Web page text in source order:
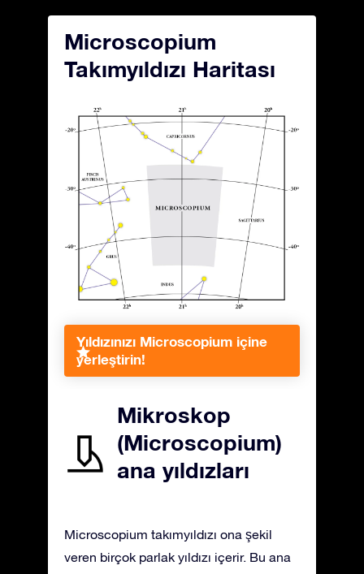
Microscopium
Takımyıldızı Haritası
Yıldızınızı Microscopium içine
yerleştirin!
Mikroskop
(Microscopium)
ana yıldızları
Microscopium takımyıldızı ona şekil
veren birçok parlak yıldızı içerir. Bu ana